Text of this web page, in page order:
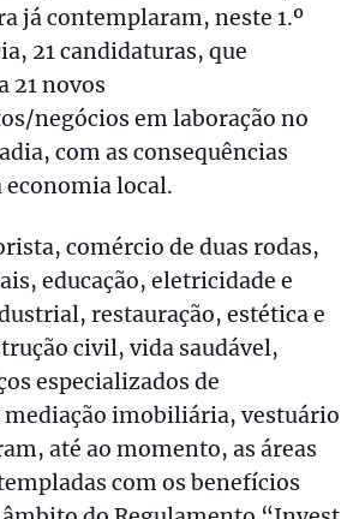
já contemplaram, neste 1.º
21 candidaturas, que
21 novos
negócios em laboração no
com as consequências
economia local.
comércio de duas rodas,
educação, eletricidade e
restauração, estética e
civil, vida saudável,
especializados de
imobiliária, vestuário
até ao momento, as áreas
com os benefícios